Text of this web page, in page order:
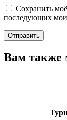
Сохранить
последующих
Вам также